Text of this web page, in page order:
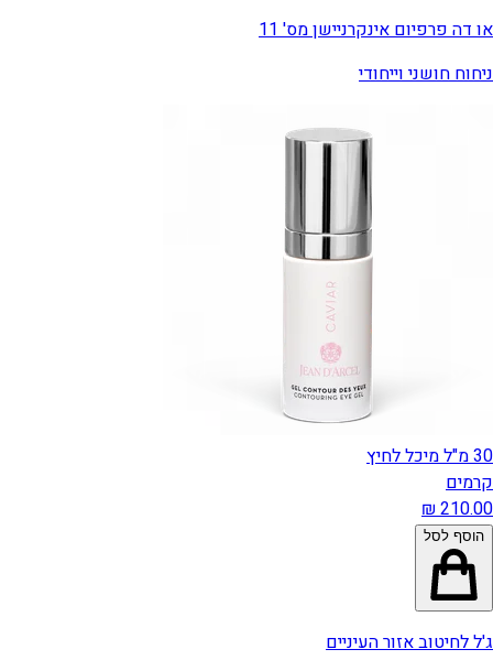
או דה פרפיום אינקרניישן מס' 11
ניחוח חושני וייחודי
30 מ"ל מיכל לחיץ
קרמים
הוסף לסל
ג'ל לחיטוב אזור העיניים